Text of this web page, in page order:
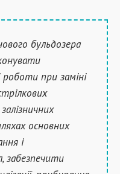
бульдозера
роботи при заміні
основних
і
забезпечити